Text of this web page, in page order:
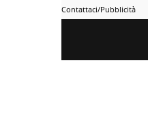
Contattaci/Pubblicità